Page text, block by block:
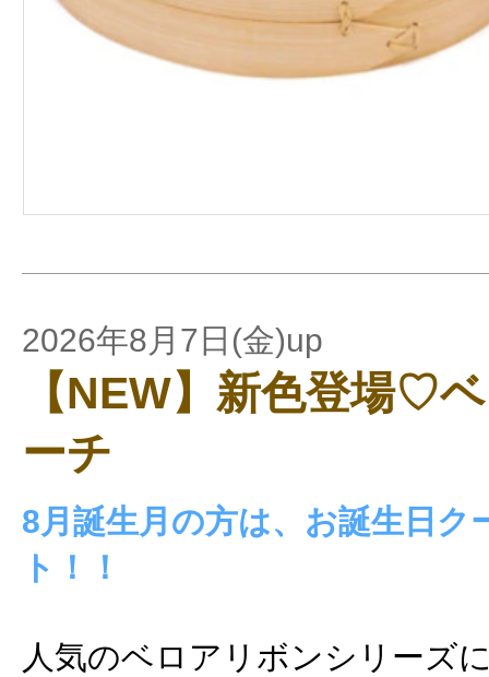
2026年8月7日(金)up
【NEW】新色登場♡
ーチ
8月誕生月の方は、お誕生日ク
ト！！
人気のベロアリボンシリーズ